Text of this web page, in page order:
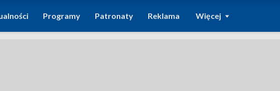
Programy Patronaty Reklama Więcej